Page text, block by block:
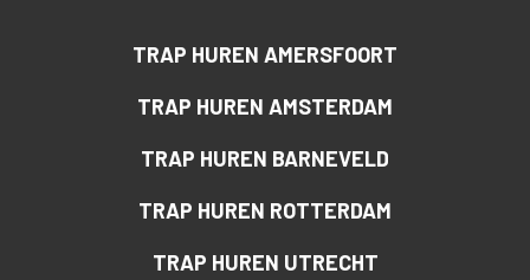
TRAP HUREN AMERSFOORT
TRAP HUREN AMSTERDAM
TRAP HUREN BARNEVELD
TRAP HUREN ROTTERDAM
TRAP HUREN UTRECHT